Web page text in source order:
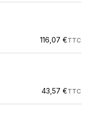
116,07 €TTC
43,57 €TTC